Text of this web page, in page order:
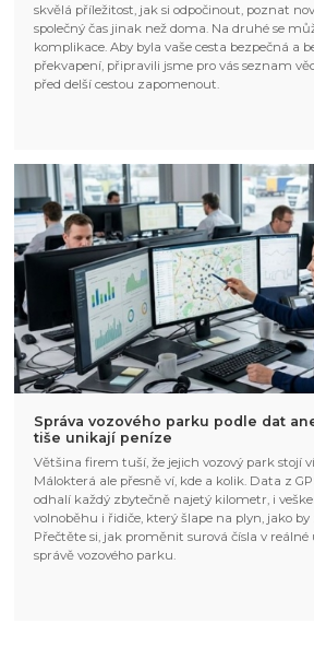
skvělá příležitost, jak si odpočinout, poznat
společný čas jinak než doma. Na druhé se
komplikace. Aby byla vaše cesta bezpečná a
překvapení, připravili jsme pro vás seznam
před delší cestou zapomenout.
Správa vozového parku podle dat
tiše unikají peníze
Většina firem tuší, že jejich vozový park stojí
Málokterá ale přesně ví, kde a kolik. Data z
odhalí každý zbytečně najetý kilometr, i
volnoběhu i řidiče, který šlape na plyn, jako by
Přečtěte si, jak proměnit surová čísla v reálné
správě vozového parku.